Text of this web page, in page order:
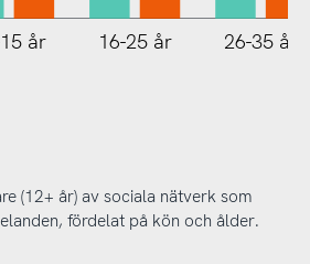
år 16-25 år 26-35 år
(12+ år) av sociala nätverk som
fördelat på kön och ålder.